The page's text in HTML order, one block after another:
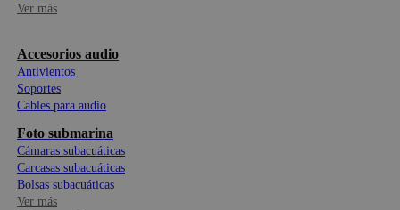
Ver más
Accesorios audio
Antivientos
Soportes
Cables para audio
Foto submarina
Cámaras subacuáticas
Carcasas subacuáticas
Bolsas subacuáticas
Ver más